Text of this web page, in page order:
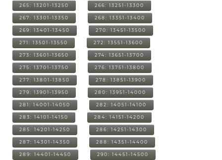
265: 13201-13250 266: 13251-13300
267: 13301-13350 268: 13351-13400
269: 13401-13450 270: 13451-13500
271: 13501-13550 272: 13551-13600
273: 13601-13650 274: 13651-13700
275: 13701-13750 276: 13751-13800
277: 13801-13850 278: 13851-13900
279: 13901-13950 280: 13951-14000
281: 14001-14050 282: 14051-14100
283: 14101-14150 284: 14151-14200
285: 14201-14250 286: 14251-14300
287: 14301-14350 288: 14351-14400
289: 14401-14450 290: 14451-14500